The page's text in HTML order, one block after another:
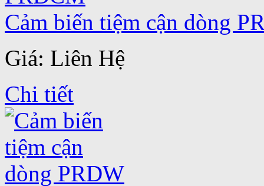
Cảm biến tiệm cận dòng
Giá: Liên Hệ
Chi tiết